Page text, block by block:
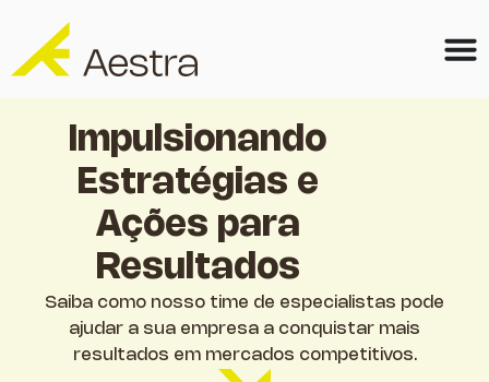
Impulsionando
Estratégias e
Ações para
Resultados
Saiba como nosso time de especialistas pode
ajudar a sua empresa a conquistar mais
resultados em mercados competitivos.